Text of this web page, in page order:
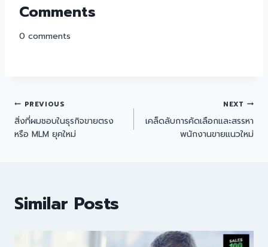
Comments
0 comments
PREVIOUS
สิ่งที่ผมชอบในธุรกิจขายตรง
หรือ MLM ยุคใหม่
NEXT
เคล็ดลับการคัดเลือกและสรรหา
พนักงานขายแนวใหม่
Similar Posts